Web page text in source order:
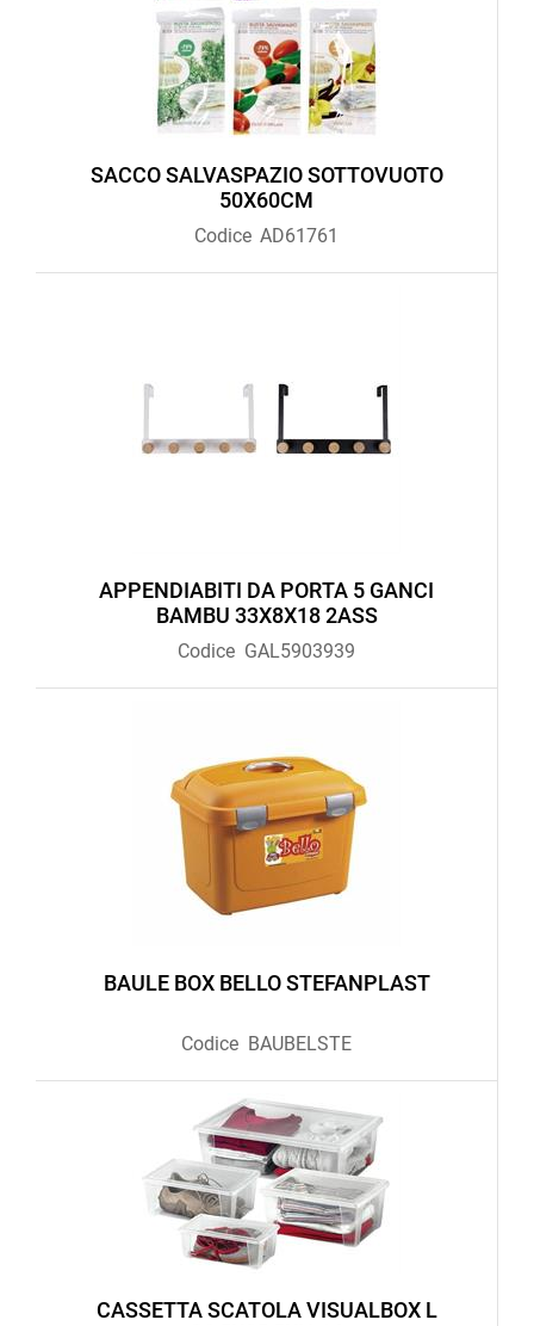
SACCO SALVASPAZIO SOTTOVUOTO
50X60CM
Codice AD61761
APPENDIABITI DA PORTA 5 GANCI
BAMBU 33X8X18 2ASS
Codice GAL5903939
BAULE BOX BELLO STEFANPLAST
Codice BAUBELSTE
CASSETTA SCATOLA VISUALBOX L